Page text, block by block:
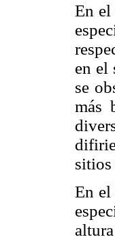
En el
en el
se
más
sitios
En el